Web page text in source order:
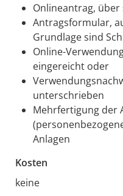
Onlineantrag,
Antragsformular,
Grundlage sind
Online-
eingereicht oder
unterschrieben
Mehrfertigung der
Anlagen
Kosten
keine